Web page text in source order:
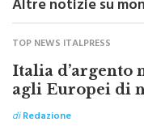
TOP NEWS ITALPRESS
Italia d’argento
agli Europei di
diRedazione